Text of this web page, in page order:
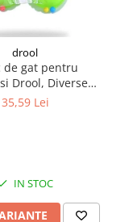
drool
de gat pentru
Drool, Diverse
culori
35,59 Lei
IN STOC